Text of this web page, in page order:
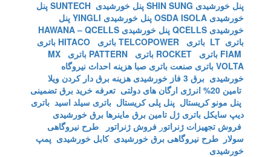
پنل خورشیدی SHIN SUNG
پنل خورشیدی SUNTECH
پنل
خورشیدی OSDA ISOLA
پنل خورشیدی YINGLI
پنل
خورشیدی QCELLS
پنل خورشیدی HAWANA – QCELLS
باتری LT
باتری TELCOPOWER باتری HITACO
باتری
باتری ROCKET باتری PATTERN
باتری MX
VOLTA باتری صنعت باتری صبا هزینه احداث نیروگاه
خورشیدی برق 3 فاز خورشیدی
هزینه برق دار کردن ویلا
تامین 20% انرژی ارگان های دولتی
تعرفه خرید برق تضمینی
پنل مونو کریستال پنل پلی کریستال باتری سیلد اسید باتری
دیپ سایکل باتری ژل تامین برق ماینرها برق خورشیدی
فروش تجهیزات ژنراتور فروش ژنراتور
طرح نیروگاهی
سولار طرح نیروگاهی برق خورشیدی کابل خورشیدی پمپ
خورشیدی